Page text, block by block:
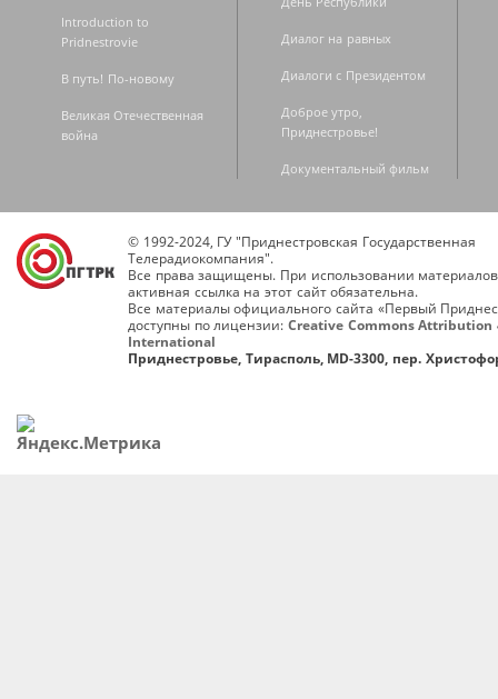
Introduction to
Pridnestrovie
В путь! По-новому
Великая Отечественная
война
Диалог на равных
Диалоги с Президентом
Доброе утро,
Приднестровье!
Документальный фильм
© 1992-2024, ГУ "Приднестровская Государственная
Телерадиокомпания".
Все права защищены. При использовании
активная ссылка на этот сайт обязательна.
Все материалы официального сайта «Первый
доступны по лицензии: Creative Commons Attribution
International
Приднестровье, Тирасполь, MD-3300, пер.